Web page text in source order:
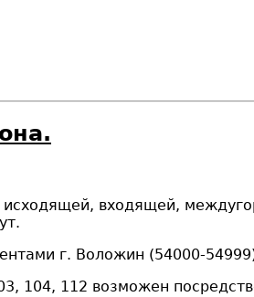
исходящей, входящей,
г. Воложин (54000-
104, 112 возможен